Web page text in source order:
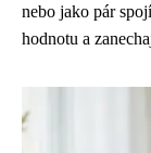
nebo jako pár
hodnotu a